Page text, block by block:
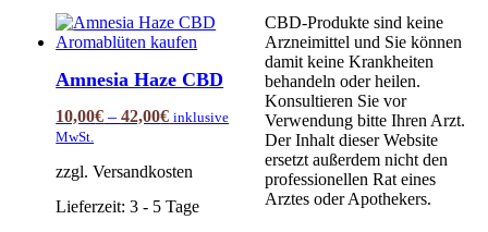
Amnesia Haze CBD
10,00€ –42,00€ inklusive
MwSt.
zzgl. Versandkosten
Lieferzeit:3 - 5 Tage
CBD-Produkte sind keine
Arzneimittel und Sie können
damit keine Krankheiten
behandeln oder heilen.
Konsultieren Sie vor
Verwendung bitte Ihren Arzt.
Der Inhalt dieser Website
ersetzt außerdem nicht den
professionellen Rat eines
Arztes oder Apothekers.